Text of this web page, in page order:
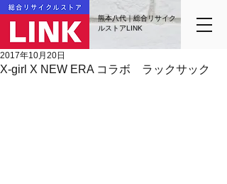
熊本八代｜総合リサイク
ルストアLINK
X-girl X NEW ERA コラボ ラックサック
2017年10月20日